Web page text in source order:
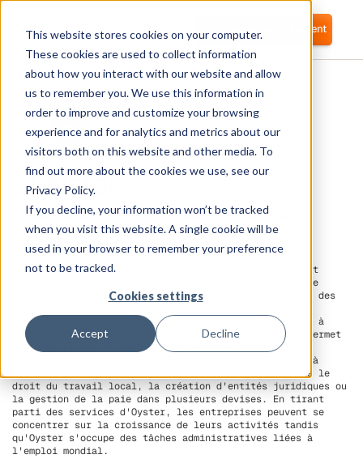
This website stores cookies on your computer.
These cookies are used to collect information
about how you interact with our website and allow
us to remember you. We use this information in
order to improve and customize your browsing
experience and for analytics and metrics about our
visitors both on this website and other media. To
find out more about the cookies we use, see our
Privacy Policy.
If you decline, your information won’t be tracked
when you visit this website. A single cookie will be
used in your browser to remember your preference
not to be tracked.
Cookies settings
Accept Decline
Se connecter Commencer gratuitement
Oyster
Corma se connecte à Oyster pour gérer les
licences et les accès à vos logiciels.
Oyster est une plateforme qui simplifie le recrutement
mondial en permettant aux entreprises d'intégrer et de
gérer facilement des employés internationaux. Il gère des
avantages sociaux et les impôts pour les travailleurs à
distance ou les employés de différents pays. Oyster permet
aux entreprises d'élargir leurs équipes à l'échelle
mondiale sans les complexités généralement associées à
l'emploi international, telles que la navigation dans le
droit du travail local, la création d'entités juridiques ou
la gestion de la paie dans plusieurs devises. En tirant
parti des services d'Oyster, les entreprises peuvent se
concentrer sur la croissance de leurs activités tandis
qu'Oyster s'occupe des tâches administratives liées à
l'emploi mondial.